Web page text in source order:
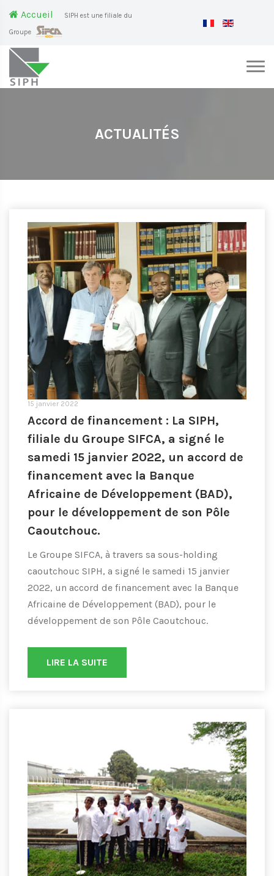
Accueil SIPH est une filiale du
Groupe
ACTUALITÉS
15 janvier 2022
Accord de financement : La SIPH,
filiale du Groupe SIFCA, a signé le
samedi 15 janvier 2022, un accord de
financement avec la Banque
Africaine de Développement (BAD),
pour le développement de son Pôle
Caoutchouc.
Le Groupe SIFCA, à travers sa sous-holding
caoutchouc SIPH, a signé le samedi 15 janvier
2022, un accord de financement avec la Banque
Africaine de Développement (BAD), pour le
développement de son Pôle Caoutchouc.
LIRE LA SUITE